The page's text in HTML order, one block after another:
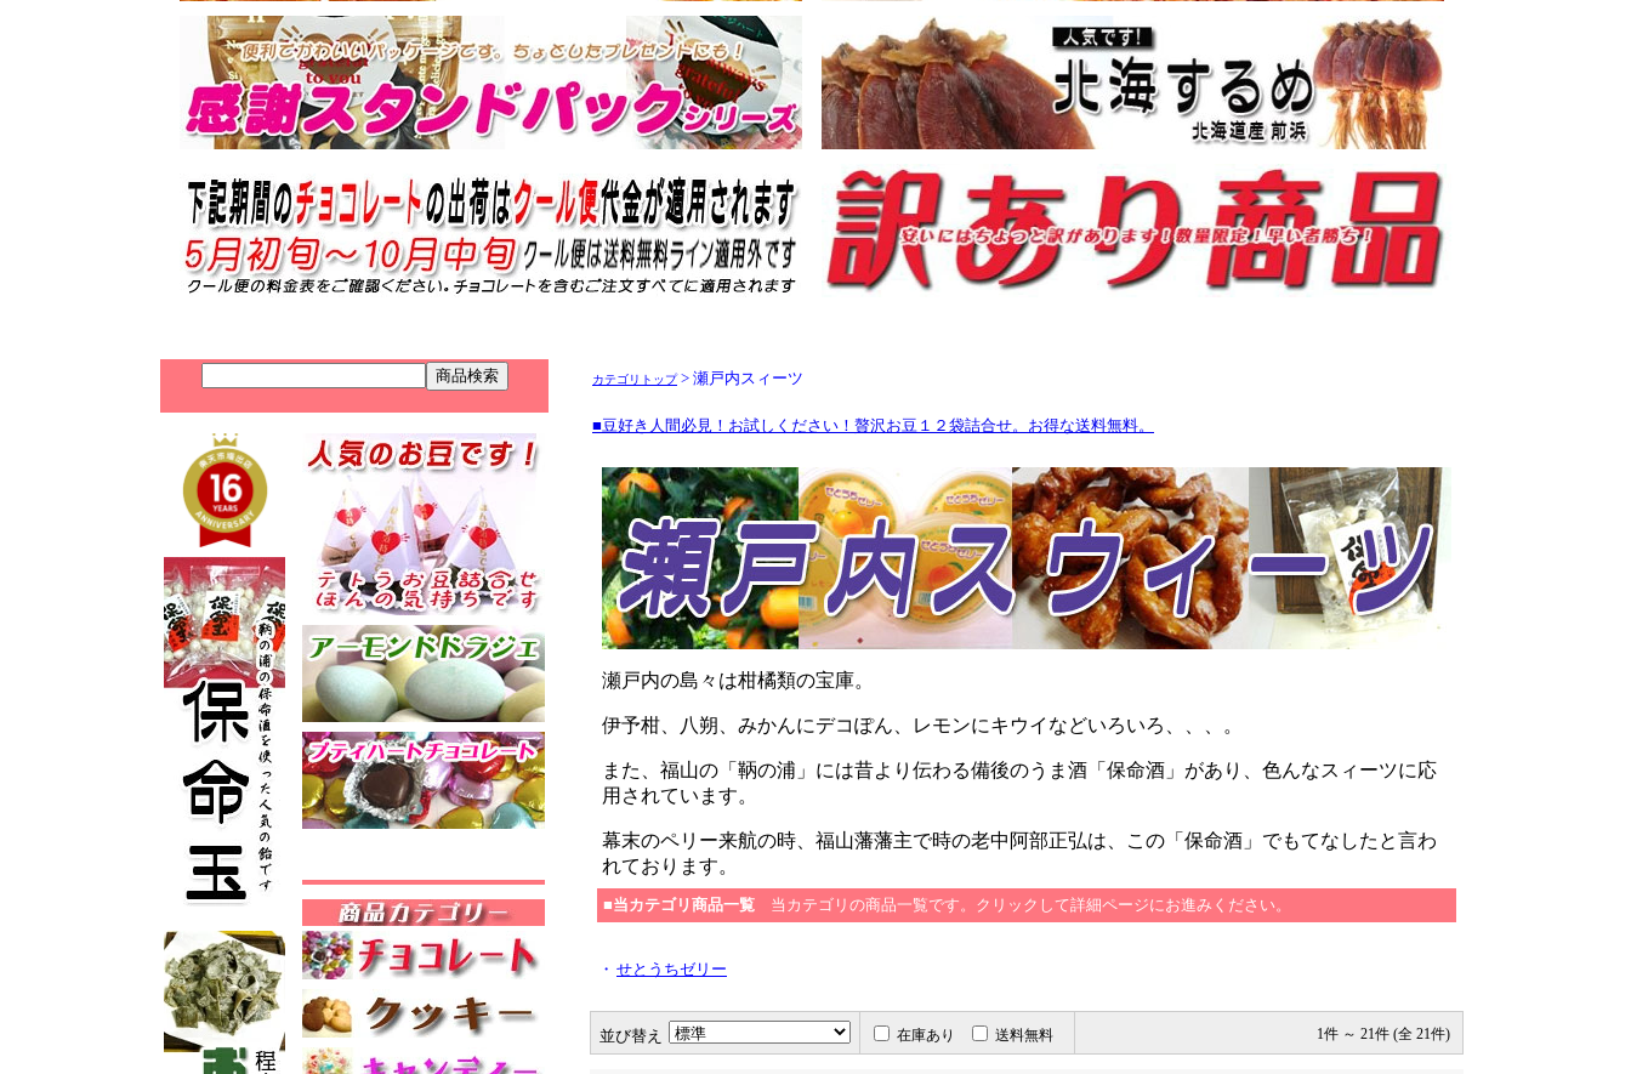
カテゴリトップ> 瀬戸内スィーツ
■豆好き人間必見！お試しください！贅沢お豆１２袋詰合せ。お得な送料無料。
瀬戸内の島々は柑橘類の宝庫。
伊予柑、八朔、みかんにデコぽん、レモンにキウイなどいろいろ、、、。
また、福山の「鞆の浦」には昔より伝わる備後のうま酒「保命酒」があり、色んなスィーツに応
用されています。
幕末のペリー来航の時、福山藩藩主で時の老中阿部正弘は、この「保命酒」でもてなしたと言わ
れております。
■当カテゴリ商品一覧 当カテゴリの商品一覧です。クリックして詳細ページにお進みください。
・ せとうちゼリー
並び替え 在庫あり 送料無料 1件 ～ 21件 (全 21件)